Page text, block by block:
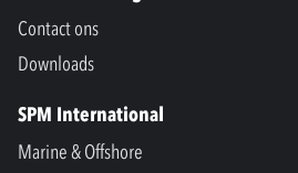
Contact ons
Downloads
SPM International
Marine & Offshore